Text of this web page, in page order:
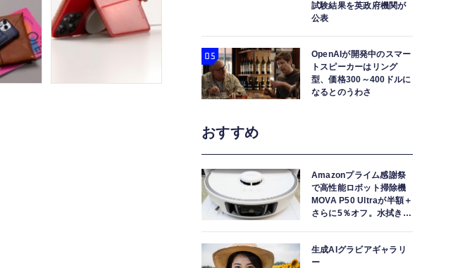
試験結果を英政府機関が
公表
OpenAIが開発中のスマー
トスピーカーはリング
型、価格300～400ドルに
なるとのうわさ
おすすめ
Amazonプライム感謝祭
で高性能ロボット掃除機
MOVA P50 Ultraが半額＋
さらに5％オフ。水拭きモ
生成AIグラビアギャラリ
ー